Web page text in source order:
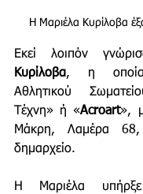
Η Μαριέλα Κυρίλοβα
Εκεί λοιπόν
Κυρίλοβα, η οποία
Αθλητικού
Τέχνη» ή «Acroart»,
Μάκρη, Λαμέρα
δημαρχείο.
Η Μαριέλα υπήρξε